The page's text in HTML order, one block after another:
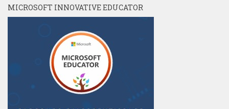
MICROSOFT INNOVATIVE EDUCATOR